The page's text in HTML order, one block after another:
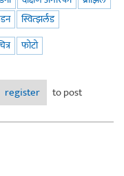
स्वित्झर्लंड
फोटो
२०१७ - माझे नामांकन
register
to post